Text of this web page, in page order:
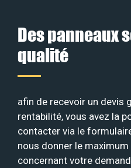
Des panneaux
qualité
afin de recevoir un devis
rentabilité, vous avez la
contacter via le
nous donner le
concernant votre